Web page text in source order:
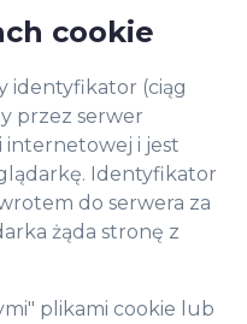
cookie
identyfikator (ciąg
przez serwer
i jest
Identyfikator
do serwera za
żąda stronę z
plikami cookie lub